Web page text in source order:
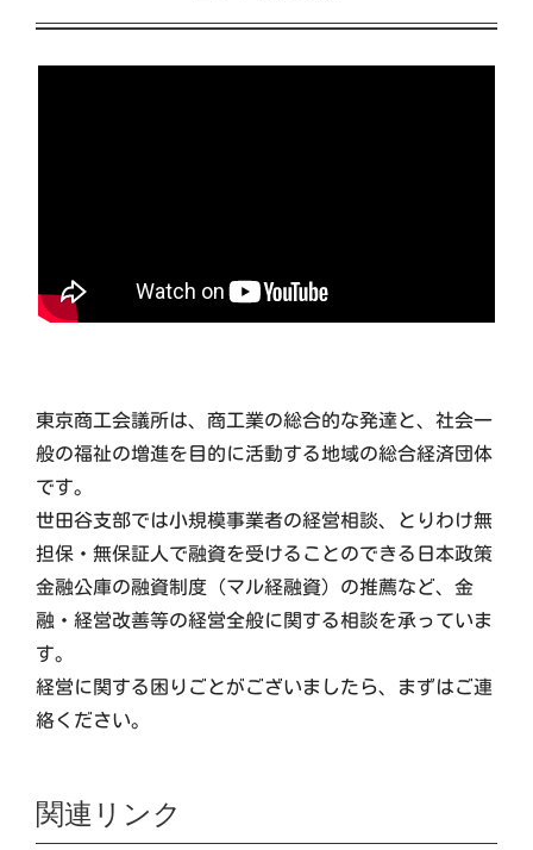
東京商工会議所は、商工業の総合的な発達と、社会一
般の福祉の増進を目的に活動する地域の総合経済団体
です。
世田谷支部では小規模事業者の経営相談、とりわけ無
担保・無保証人で融資を受けることのできる日本政策
金融公庫の融資制度（マル経融資）の推薦など、金
融・経営改善等の経営全般に関する相談を承っていま
す。
経営に関する困りごとがございましたら、まずはご連
絡ください。
関連リンク